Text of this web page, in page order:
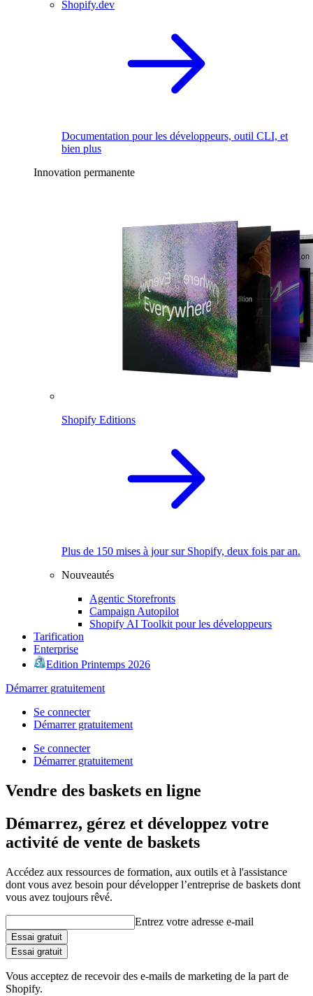
Shopify.dev
Documentation pour les développeurs, outil CLI, et
bien plus
Innovation permanente
Shopify Editions
Plus de 150 mises à jour sur Shopify, deux fois par an.
Nouveautés
Agentic Storefronts
Campaign Autopilot
Shopify AI Toolkit pour les développeurs
Tarification
Enterprise
Edition Printemps 2026
Démarrer gratuitement
Se connecter
Démarrer gratuitement
Se connecter
Démarrer gratuitement
Vendre des baskets en ligne
Démarrez, gérez et développez votre
activité de vente de baskets
Accédez aux ressources de formation, aux outils et à l'assistance
dont vous avez besoin pour développer l’entreprise de baskets dont
vous avez toujours rêvé.
Entrez votre adresse e-mail
Essai gratuit
Essai gratuit
Vous acceptez de recevoir des e-mails de marketing de la part de
Shopify.